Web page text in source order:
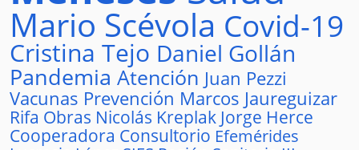
Mario Scévola Covid-19
Cristina Tejo Daniel Gollán
Pandemia Atención Juan Pezzi
Vacunas Prevención Marcos Jaureguizar
Rifa Obras Nicolás Kreplak Jorge Herce
Cooperadora Consultorio Efemérides